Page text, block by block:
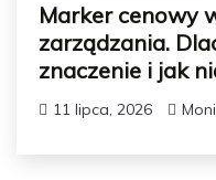
Marker cenowy
zarządzania.
znaczenie i jak
11 lipca, 2026